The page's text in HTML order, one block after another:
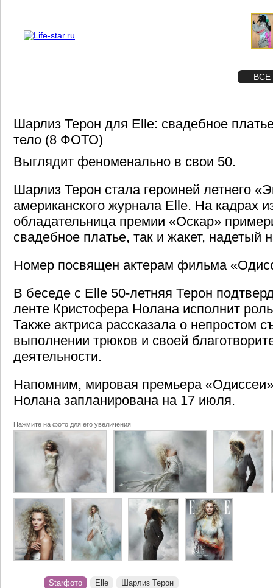
ВСЕ
Шарлиз Терон для Elle: свадебное
тело (8 ФОТО)
Выглядит феноменально в свои 50.
Шарлиз Терон стала героиней летнего
американского журнала Elle. На кадрах
обладательница премии «Оскар»
свадебное платье, так и жакет, надетый
Номер посвящен актерам фильма
В беседе с Elle 50-летняя Терон
ленте Кристофера Нолана исполнит
Также актриса рассказала о непростом
выполнении трюков и своей
деятельности.
Напомним, мировая премьера
Нолана запланирована на 17 июля.
Нажмите на фото для его увеличения
Starфото Elle Шарлиз Терон